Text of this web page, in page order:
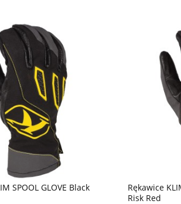
SPOOL GLOVE Black
Rękawice
Risk Red